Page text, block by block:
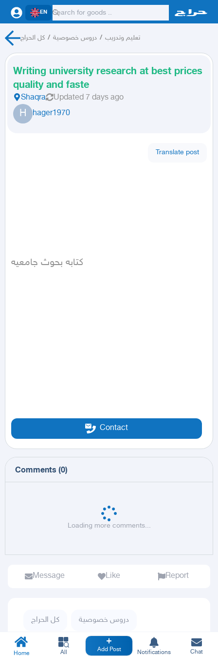
EN
كل الحراج / دروس خصوصية / تعليم وتدريب
Writing university research at best prices
quality and faste
Shaqra Updated 7 days ago
H hager1970
Translate post
كتابه بحوث جامعيه
Contact
Comments (0)
Loading more comments...
Message Like Report
كل الحراج دروس خصوصية
تعليم وتدريب
Home All Add Post Notifications Chat